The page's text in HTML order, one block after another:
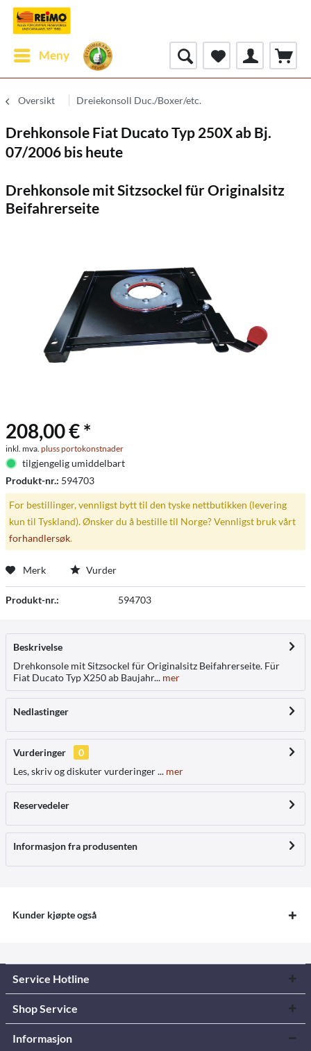
Meny
Oversikt Dreiekonsoll Duc./Boxer/etc.
Drehkonsole Fiat Ducato Typ 250X ab Bj.
07/2006 bis heute
Drehkonsole mit Sitzsockel für Originalsitz
Beifahrerseite
208,00 € *
inkl. mva. pluss portokonstnader
tilgjengelig umiddelbart
Produkt-nr.: 594703
For bestillinger, vennligst bytt til den tyske nettbutikken (levering
kun til Tyskland). Ønsker du å bestille til Norge? Vennligst bruk vårt
forhandlersøk.
Merk Vurder
Produkt-nr.: 594703
Beskrivelse
Drehkonsole mit Sitzsockel für Originalsitz Beifahrerseite. Für
Fiat Ducato Typ X250 ab Baujahr... mer
Nedlastinger
Vurderinger
0
Les, skriv og diskuter vurderinger ... mer
Reservedeler
Informasjon fra produsenten
Kunder kjøpte også
Service Hotline
Shop Service
Informasjon